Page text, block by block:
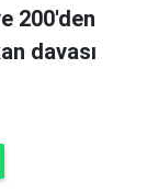
200'den
davası